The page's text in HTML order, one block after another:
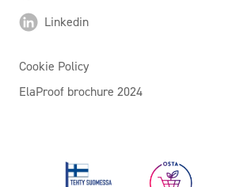
Linkedin
Cookie Policy
ElaProof brochure 2024